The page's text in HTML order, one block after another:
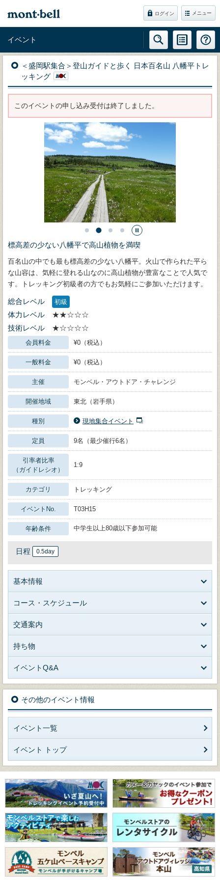
ログイン メニュー
イベント
＜盛岡駅集合＞登山ガイドと歩く 日本百名山 八幡平トレ
ッキング
このイベントの申し込み受付は終了しました。
標高差の少ない八幡平で高山植物を満喫
百名山の中でも最も標高差の少ない八幡平。火山で作られた平ら
な山容は、気軽に登れる山なのに高山植物が豊富なことで人気で
す。トレッキング初級者の方でもお気軽にご参加いただけます。
総合レベル 初級
体力レベル
★★☆☆☆
技術レベル
★☆☆☆☆
会員料金 ¥0（税込）
一般料金 ¥0（税込）
主催 モンベル・アウトドア・チャレンジ
開催地域 東北（岩手県）
種別 現地集合イベント
定員 9名（最少催行6名）
引率者比率
（ガイドレシオ）
1:9
カテゴリ トレッキング
イベントNo. T03H15
年齢条件 中学生以上80歳以下参加可能
日程 0.5day
基本情報
コース・スケジュール
交通案内
持ち物
イベントQ&A
その他のイベント情報
イベント一覧
イベント トップ